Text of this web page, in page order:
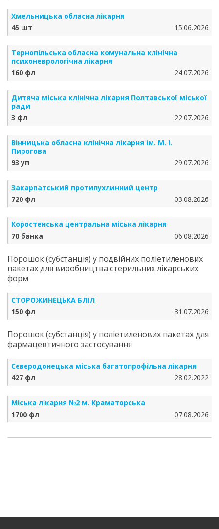
Хмельницька обласна лікарня
45 шт
15.06.2026
Тернопільська обласна комунальна клінічна
психоневрологічна лікарня
160 фл
24.07.2026
Дитяча міська клінічна лікарня Полтавської міської
ради
3 фл
22.07.2026
Вінницька обласна клінічна лікарня ім. М. І.
Пирогова
93 уп
29.07.2026
Закарпатський протипухлинний центр
720 фл
03.08.2026
Коростенська центральна міська лікарня
70 банка
06.08.2026
Порошок (субстанція) у подвійних поліетиленових
пакетах для виробництва стерильних лікарських
форм
СТОРОЖИНЕЦЬКА БЛІЛ
150 фл
31.07.2026
Порошок (субстанція) у поліетиленових пакетах для
фармацевтичного застосування
Сєвєродонецька міська багатопрофільна лікарня
427 фл
28.02.2022
Міська лікарня №2 м. Краматорська
1700 фл
07.08.2026